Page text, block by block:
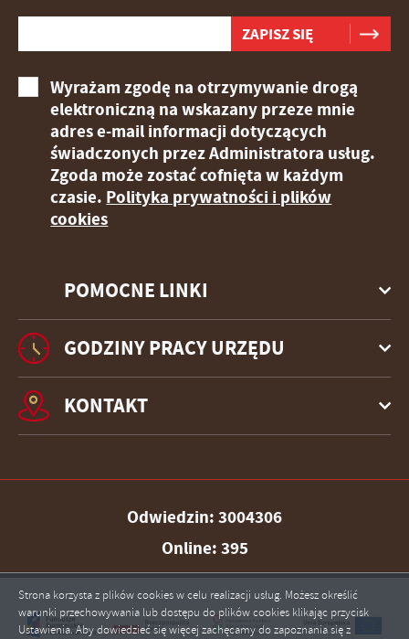
POMOCNE LINKI
Wyrażam zgodę na otrzymywanie drogą
elektroniczną na wskazany przeze mnie
adres e-mail informacji dotyczących
świadczonych przez Administratora usług.
Zgoda może zostać cofnięta w każdym
czasie. Polityka prywatności i plików
cookies
GODZINY PRACY URZĘDU
KONTAKT
Odwiedzin: 3004306
Online: 395
Strona korzysta z plików cookies w celu realizacji usług. Możesz określić
warunki przechowywania lub dostępu do plików cookies klikając przycisk
Ustawienia. Aby dowiedzieć się więcej zachęcamy do zapoznania się z